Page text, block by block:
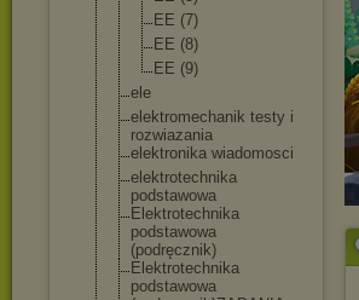
EE (7)
EE (8)
EE (9)
ele
elektromechani k testy i
rozwiazania
elektronika wiadomosci
elektrotechnika
podstawowa
Elektrotechnika
podstawowa
(podręcznik)
Elektrotechnika
podstawowa